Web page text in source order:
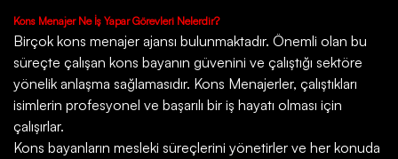
Kons Menajer Ne İş Yapar Görevleri Nelerdir?
Birçok kons menajer ajansı bulunmaktadır. Önemli olan bu
süreçte çalışan kons bayanın güvenini ve çalıştığı sektöre
yönelik anlaşma sağlamasıdır. Kons Menajerler, çalıştıkları
isimlerin profesyonel ve başarılı bir iş hayatı olması için
çalışırlar.
Kons bayanların mesleki süreçlerini yönetirler ve her konuda